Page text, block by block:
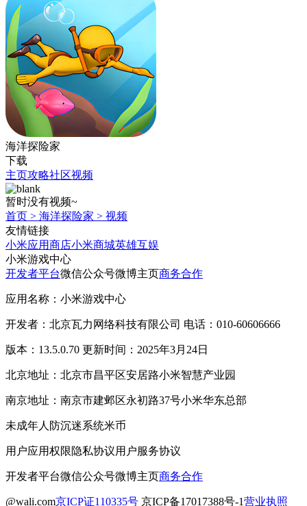
海洋探险家
下载
主页攻略社区视频
暂时没有视频~
首页 > 海洋探险家 > 视频
友情链接
小米应用商店小米商城英雄互娱
小米游戏中心
开发者平台微信公众号微博主页商务合作
应用名称：小米游戏中心
开发者：北京瓦力网络科技有限公司 电话：010-60606666
版本：13.5.0.70 更新时间：2025年3月24日
北京地址：北京市昌平区安居路小米智慧产业园
南京地址：南京市建邺区永初路37号小米华东总部
未成年人防沉迷系统米币
用户应用权限隐私协议用户服务协议
开发者平台微信公众号微博主页商务合作
@wali.com京ICP证110335号 京ICP备17017388号-1营业执照